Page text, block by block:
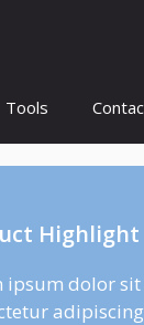
Tools
Highlight
ipsum dolor sit